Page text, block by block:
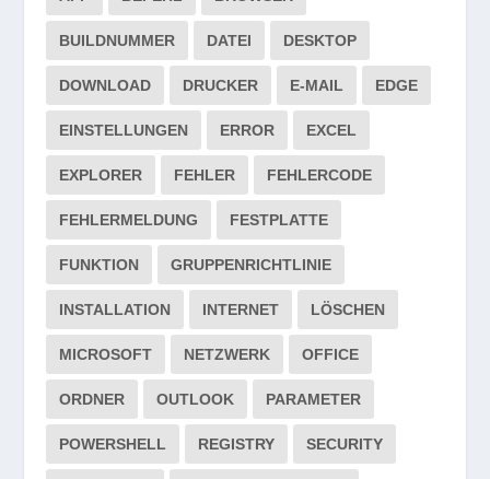
BUILDNUMMER DATEI DESKTOP
DOWNLOAD DRUCKER E-MAIL EDGE
EINSTELLUNGEN ERROR EXCEL
EXPLORER FEHLER FEHLERCODE
FEHLERMELDUNG FESTPLATTE
FUNKTION GRUPPENRICHTLINIE
INSTALLATION INTERNET LÖSCHEN
MICROSOFT NETZWERK OFFICE
ORDNER OUTLOOK PARAMETER
POWERSHELL REGISTRY SECURITY